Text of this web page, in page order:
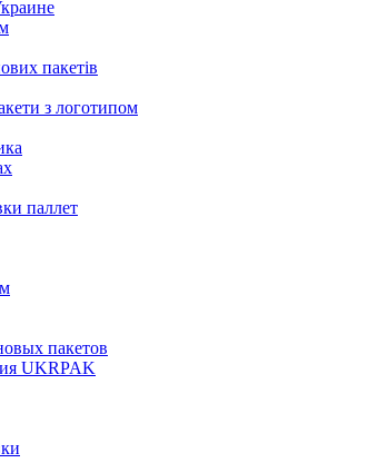
пакетів
з логотипом
паллет
пакетов
UKRPAK